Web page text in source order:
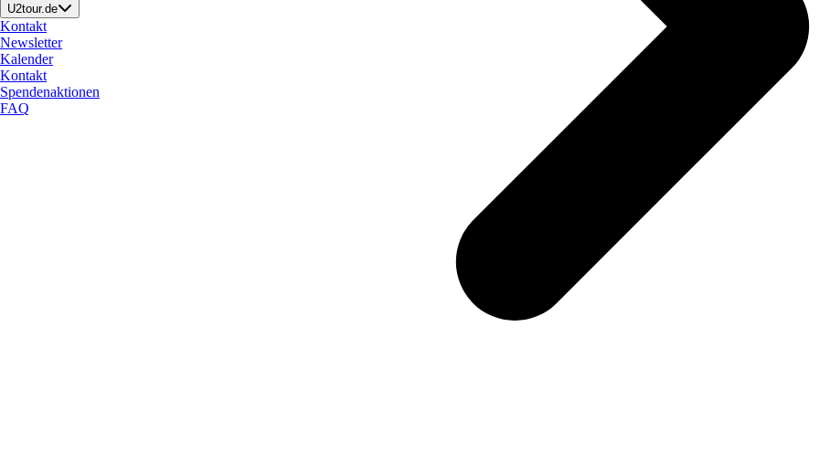
U2tour.de
Kontakt
Newsletter
Kalender
Kontakt
Spendenaktionen
FAQ